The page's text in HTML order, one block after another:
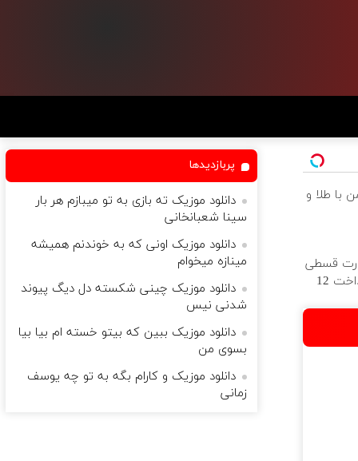
با طلا و
قسطی
از دیجی‌کالا ( پرداخت 12
پربازدیدها
دانلود موزیک ته بازی به تو میبازم هر بار
سینا شعبانخانی
دانلود موزیک اونی که به خوندنم همیشه
مینازه میخوام
دانلود موزیک چینی شکسته دل دیگ پیوند
شدنی نیس
دانلود موزیک ببین که بیتو خسته ام بیا بیا
بسوی من
دانلود موزیک و کارام بگه به تو چه یوسف
زمانی